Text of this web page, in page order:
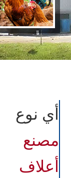
أي نوع
مصنع
أعلاف